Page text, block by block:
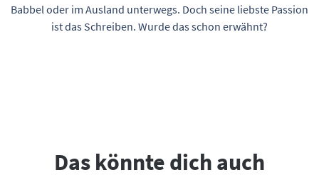
Babbel oder im Ausland unterwegs. Doch seine liebste Passion
ist das Schreiben. Wurde das schon erwähnt?
Das könnte dich auch